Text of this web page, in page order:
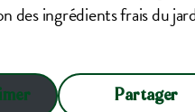
des ingrédients frais du
Partager